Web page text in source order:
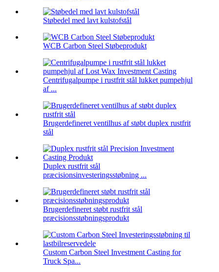
Støbedel med lavt kulstofstål
WCB Carbon Steel Støbeprodukt
Centrifugalpumpe i rustfrit stål lukket pumpehjul
af ...
Brugerdefineret ventilhus af støbt duplex rustfrit
stål
Duplex rustfrit stål
præcisionsinvesteringsstøbning ...
Brugerdefineret støbt rustfrit stål
præcisionsstøbningsprodukt
Custom Carbon Steel Investment Casting for
Truck Spa...